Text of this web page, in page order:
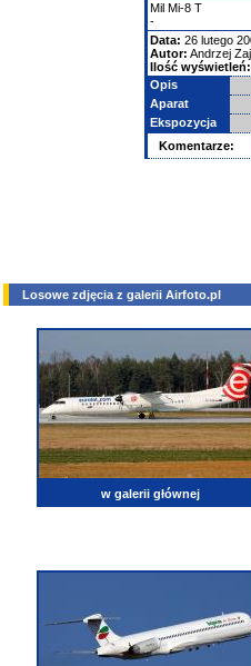
Mil Mi-8 T
-
Data: 26 lutego
Autor: Andrzej
Ilość wyświetleń:
Opis
Aparat
Ekspozycja
Komentarze:
Losowe zdjęcia z galerii Airfoto.pl
w galerii głównej